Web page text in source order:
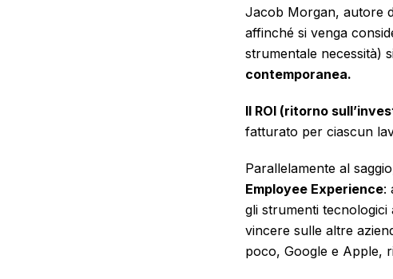
Jacob Morgan, autore
affinché si venga
strumentale necessità)
contemporanea.
Il ROI (ritorno
fatturato per ciascun
Parallelamente al
Employee Experience:
gli strumenti tecnologici
vincere sulle altre
poco, Google e Apple,